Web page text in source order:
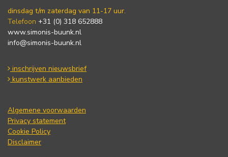
dinsdag t/m zaterdag van 11-17 uur.
Telefoon +31 (0) 318 652888
www.simonis-buunk.nl
info@simonis-buunk.nl
inschrijven nieuwsbrief
kunstwerk aanbieden
Algemene voorwaarden
Privacy statement
Cookie Policy
Disclaimer